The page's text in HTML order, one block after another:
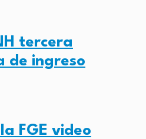
tercera
de ingreso
FGE video